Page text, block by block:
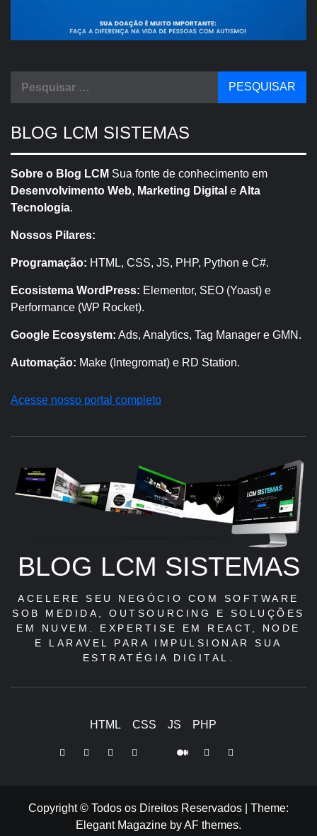
BLOG LCM SISTEMAS
Sobre o Blog LCM Sua fonte de conhecimento em
Desenvolvimento Web, Marketing Digital e Alta
Tecnologia.
Nossos Pilares:
Programação: HTML, CSS, JS, PHP, Python e C#.
Ecosistema WordPress: Elementor, SEO (Yoast) e
Performance (WP Rocket).
Google Ecosystem: Ads, Analytics, Tag Manager e GMN.
Automação: Make (Integromat) e RD Station.
Acesse nosso portal completo
BLOG LCM SISTEMAS
ACELERE SEU NEGÓCIO COM SOFTWARE
SOB MEDIDA, OUTSOURCING E SOLUÇÕES
EM NUVEM. EXPERTISE EM REACT, NODE
E LARAVEL PARA IMPULSIONAR SUA
ESTRATÉGIA DIGITAL.
HTML CSS JS PHP
LinkedInInstagramFacebookYoutube PinterestTiktok
Copyright © Todos os Direitos Reservados
Theme:
Elegant Magazine byAF themes.